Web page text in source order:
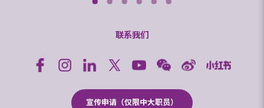
联系我们
宣传申请（仅限中大职员）